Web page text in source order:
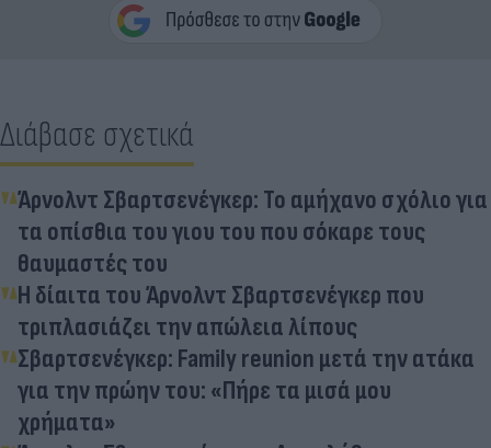
Διάβασε σχετικά
Άρνολντ Σβαρτσενέγκερ: Το αμήχανο σχόλιο για
τα οπίσθια του γιου του που σόκαρε τους
θαυμαστές του
Η δίαιτα του Άρνολντ Σβαρτσενέγκερ που
τριπλασιάζει την απώλεια λίπους
Σβαρτσενέγκερ: Family reunion μετά την ατάκα
για την πρώην του: «Πήρε τα μισά μου
χρήματα»